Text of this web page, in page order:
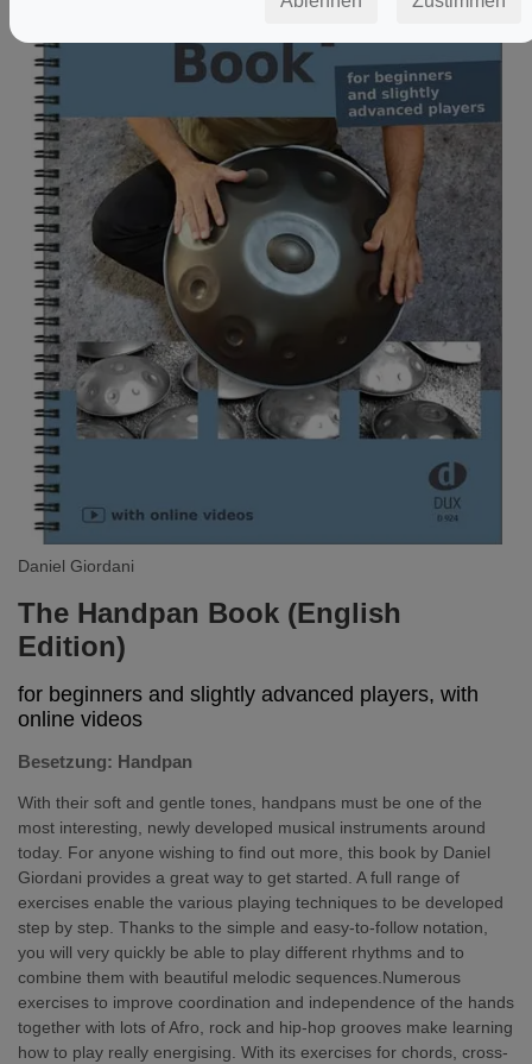
Daniel Giordani
The Handpan Book (English
Edition)
for beginners and slightly advanced players, with
online videos
Besetzung: Handpan
With their soft and gentle tones, handpans must be one of the
most interesting, newly developed musical instruments around
today. For anyone wishing to find out more, this book by Daniel
Giordani provides a great way to get started. A full range of
exercises enable the various playing techniques to be developed
step by step. Thanks to the simple and easy-to-follow notation,
you will very quickly be able to play different rhythms and to
combine them with beautiful melodic sequences.Numerous
exercises to improve coordination and independence of the hands
together with lots of Afro, rock and hip-hop grooves make learning
how to play really energising. With its exercises for chords, cross-